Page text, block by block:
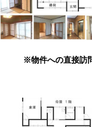
※物件への直接訪問